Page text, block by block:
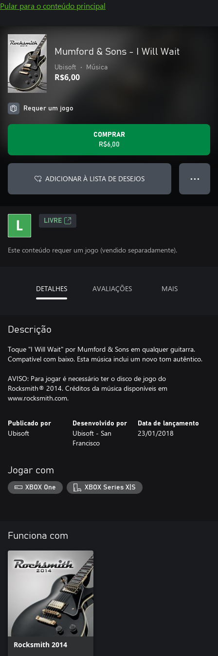
Pular para o conteúdo principal
Mumford & Sons - I Will Wait
Ubisoft • Música
R$6,00
Requer um jogo
COMPRAR
R$6,00
ADICIONAR À LISTA DE DESEJOS ● ● ●
LIVRE
Este conteúdo requer um jogo (vendido separadamente).
DETALHES AVALIAÇÕES MAIS
Descrição
Toque "I Will Wait" por Mumford & Sons em qualquer guitarra.
Compatível com baixo. Esta música inclui um novo tom autêntico.
AVISO: Para jogar é necessário ter o disco de jogo do
Rocksmith® 2014. Créditos da música disponíveis em
www.rocksmith.com.
Publicado por
Ubisoft
Desenvolvido por
Ubisoft - San
Francisco
Data de lançamento
23/01/2018
Jogar com
XBOX One XBOX Series X|S
Funciona com
Rocksmith 2014